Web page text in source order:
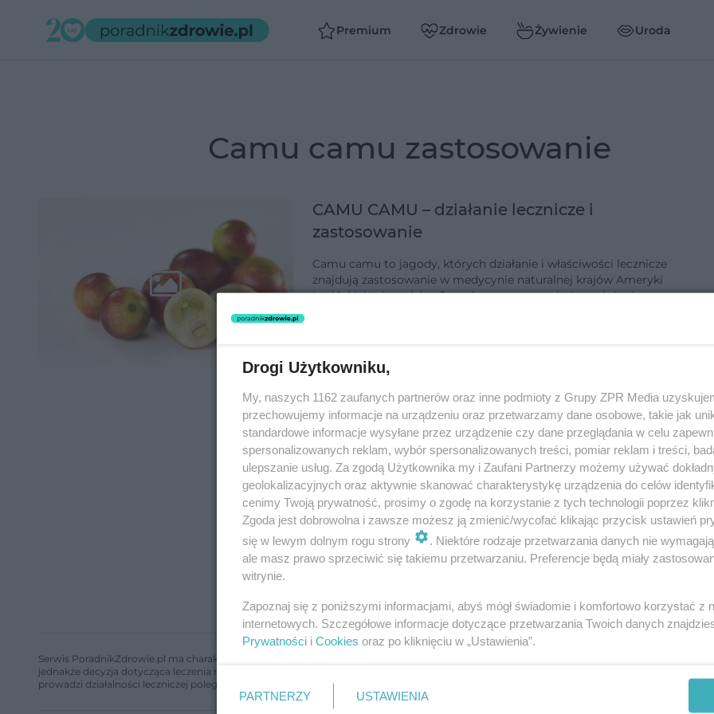
Premium Zdrowie Żywienie Uroda
camu camu zastosowanie
CAMU CAMU – działanie lecznicze i
zastosowanie
Camu camu to jagody, których działanie i właściwości lecznicze
znajdują zastosowanie w medycynie naturalnej krajów Ameryki
Łacińskiej od setek lat. Jagody camu camu, które należą do grupy
Serwis PoradnikZdrowie.pl ma charakter edukacyjny, nie stanowi i nie zastępuje porady lekarskiej. Redakcja serwisu dokłada wszelkich
jednakże decyzja dotycząca leczenia należy do lekarza. Redakcja i wydawca serwisu nie ponoszą odpowiedzialności wynikającej z
prowadzi działalności leczniczej polegającej na udzielaniu świadczeń zdrowotnych w rozumieniu art. 3 ust 1 ustawy o działalności leczniczej.
Drogi Użytkowniku,
My, naszych 1162 zaufanych partnerów oraz inne podmioty z Grupy ZPR Media
przechowujemy informacje na urządzeniu oraz przetwarzamy dane osobowe, takie jak
standardowe informacje wysyłane przez urządzenie czy dane przeglądania w celu
spersonalizowanych reklam, wybór spersonalizowanych treści, pomiar reklam i treści,
ulepszanie usług. Za zgodą Użytkownika my i Zaufani Partnerzy możemy używać
geolokalizacyjnych oraz aktywnie skanować charakterystykę urządzenia do celów
cenimy Twoją prywatność, prosimy o zgodę na korzystanie z tych technologii poprzez
Zgoda jest dobrowolna i zawsze możesz ją zmienić/wycofać klikając przycisk ustawień
się w lewym dolnym rogu strony
. Niektóre rodzaje przetwarzania danych nie
ale masz prawo sprzeciwić się takiemu przetwarzaniu. Preferencje będą miały
witrynie.
Zapoznaj się z poniższymi informacjami, abyś mógł świadomie i komfortowo korzystać z
internetowych. Szczegółowe informacje dotyczące przetwarzania Twoich danych
Prywatności i Cookies oraz po kliknięciu w „Ustawienia”.
PARTNERZY USTAWIENIA